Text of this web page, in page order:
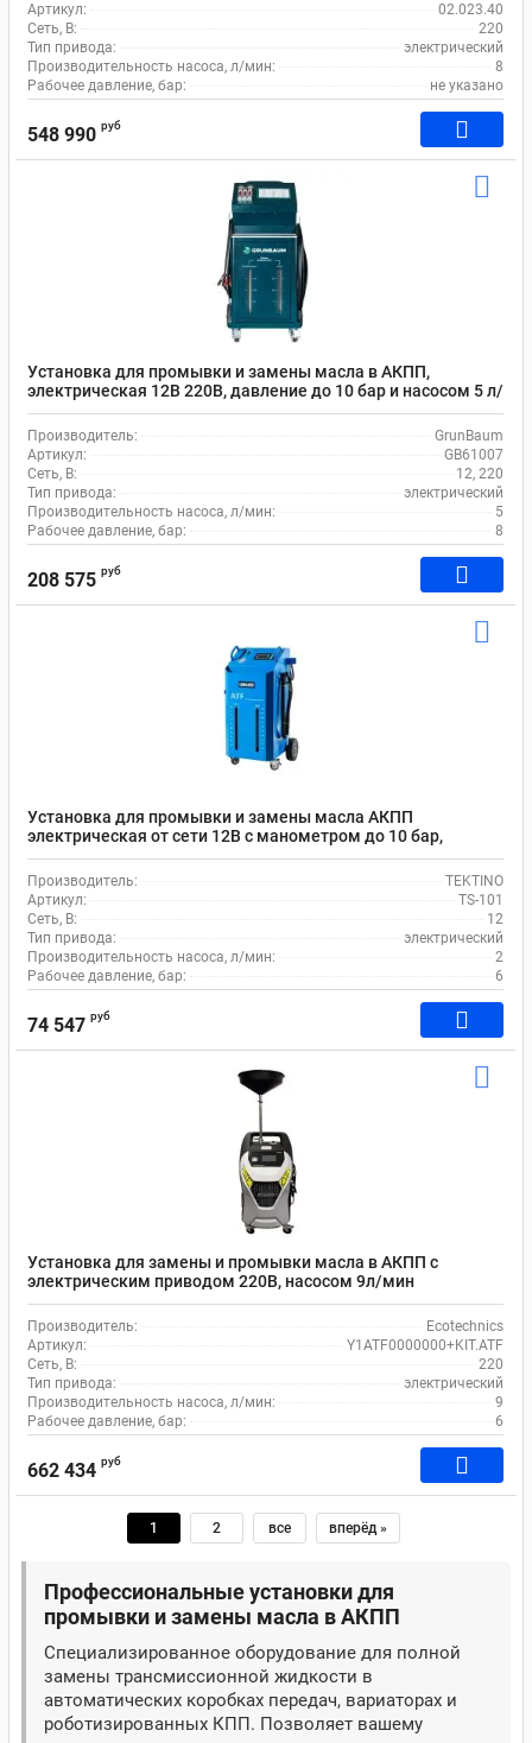
Артикул:
02.023.40
Сеть, В:
220
Тип привода:
электрический
Производительность насоса, л/мин:
8
Рабочее давление, бар:
не указано
548 990 руб
Установка для промывки и замены масла в АКПП,
электрическая 12В 220В, давление до 10 бар и насосом 5 л/
мин, GrunBaum ATF4000N GB61007
Производитель:
GrunBaum
Артикул:
GB61007
Сеть, В:
12, 220
Тип привода:
электрический
Производительность насоса, л/мин:
5
Рабочее давление, бар:
8
208 575 руб
Установка для промывки и замены масла АКПП
электрическая от сети 12В с манометром до 10 бар,
фильтром 5 мкм, резервуары 2х20л TEKTINO TS-101
Производитель:
TEKTINO
Артикул:
TS-101
Сеть, В:
12
Тип привода:
электрический
Производительность насоса, л/мин:
2
Рабочее давление, бар:
6
74 547 руб
Установка для замены и промывки масла в АКПП с
электрическим приводом 220В, насосом 9л/мин
Ecotechnics Y1ATF0000000+KIT.ATF
Производитель:
Ecotechnics
Артикул:
Y1ATF0000000+KIT.ATF
Сеть, В:
220
Тип привода:
электрический
Производительность насоса, л/мин:
9
Рабочее давление, бар:
6
662 434 руб
1 2 все вперёд »
Профессиональные установки для
промывки и замены масла в АКПП
Специализированное оборудование для полной
замены трансмиссионной жидкости в
автоматических коробках передач, вариаторах и
роботизированных КПП. Позволяет вашему